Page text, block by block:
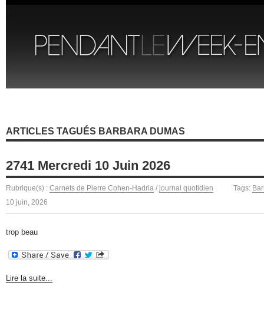
ARTICLES TAGUÉS BARBARA DUMAS
2741 Mercredi 10 Juin 2026
Rubrique(s) : Carnets de Pierre Cohen-Hadria / journal quotidien Tags:
10 juin, 2026
trop beau
Lire la suite...